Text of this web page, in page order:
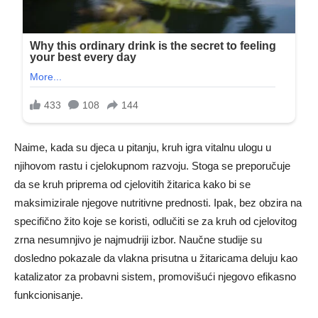
Naime, kada su djeca u pitanju, kruh igra vitalnu ulogu u
njihovom rastu i cjelokupnom razvoju. Stoga se preporučuje
da se kruh priprema od cjelovitih žitarica kako bi se
maksimizirale njegove nutritivne prednosti. Ipak, bez obzira na
specifično žito koje se koristi, odlučiti se za kruh od cjelovitog
zrna nesumnjivo je najmudriji izbor. Naučne studije su
dosledno pokazale da vlakna prisutna u žitaricama deluju kao
katalizator za probavni sistem, promovišući njegovo efikasno
funkcionisanje.